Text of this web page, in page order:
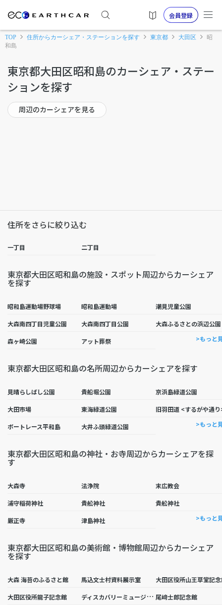
会員登録
TOP 住所からカーシェア・ステーションを探す 東京都 大田区
昭
和島
東京都大田区昭和島のカーシェア・ステー
ションを探す
周辺のカーシェアを見る
住所をさらに絞り込む
一丁目 二丁目
東京都大田区昭和島の施設・スポット周辺からカーシェア
を探す
昭和島運動場野球場 昭和島運動場 潮見児童公園
大森南四丁目児童公園 大森南四丁目公園 大森ふるさとの浜辺公園
森ヶ崎公園 アット葬祭 >もっと
東京都大田区昭和島の名所周辺からカーシェアを探す
見晴らしばし公園 貴船堀公園 京浜島緑道公園
大田市場 東海緑道公園 旧羽田道 <するがや通
ボートレース平和島 大井ふ頭緑道公園 >もっと
東京都大田区昭和島の神社・お寺周辺からカーシェアを探
す
大森寺 法浄院 末広教会
浦守稲荷神社 貴舩神社 貴舩神社
厳正寺 津島神社 >もっと
東京都大田区昭和島の美術館・博物館周辺からカーシェア
を探す
大森 海苔のふるさと館 馬込文士村資料展示室 大田区役所山王草堂記
大田区役所龍子記念館 デ
ィスカバリーミュージアム 尾﨑士郎記念館